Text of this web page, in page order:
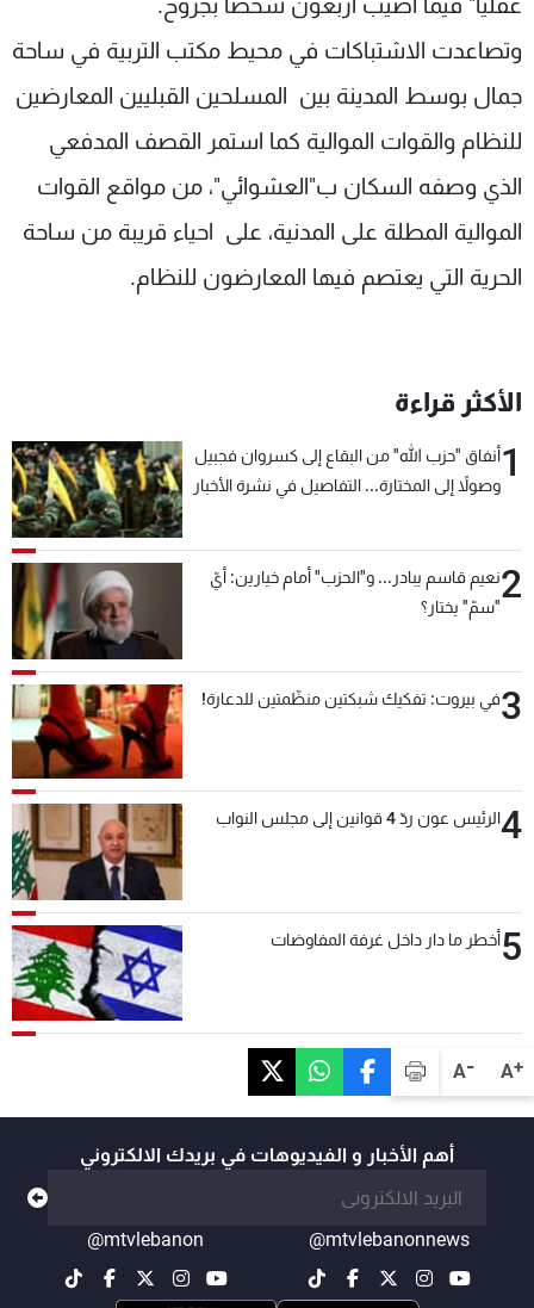
A+
A-
عقليا" فيما اصيب اربعون شخصا بجروح.
وتصاعدت الاشتباكات في محيط مكتب التربية في ساحة
جمال بوسط المدينة بين المسلحين القبليين المعارضين
للنظام والقوات الموالية كما استمر القصف المدفعي
الذي وصفه السكان ب"العشوائي"، من مواقع القوات
الموالية المطلة على المدنية، على احياء قريبة من ساحة
الحرية التي يعتصم فيها المعارضون للنظام.
الأكثر قراءة
1أنفاق "حزب الله" من البقاع إلى كسروان فجبيل
وصولاً إلى المختارة... التفاصيل في نشرة الأخبار
2نعيم قاسم يبادر... و"الحزب" أمام خيارين: أيّ
"سمّ" يختار؟
3في بيروت: تفكيك شبكتين منظّمتين للدعارة!
4الرئيس عون ردّ 4 قوانين إلى مجلس النواب
5أخطر ما دار داخل غرفة المفاوضات
أهم الأخبار و الفيديوهات في بريدك الالكتروني
@mtvlebanonnews
@mtvlebanon